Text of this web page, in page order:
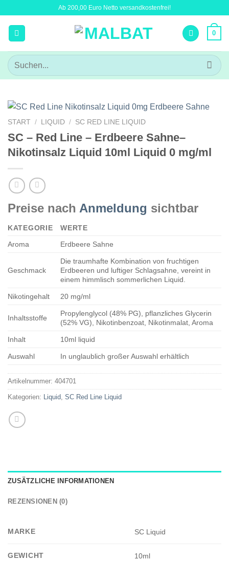
springen
Ab 200,00 Euro Netto versandkostenfrei!
0
Suchen
nach:
START / LIQUID / SC RED LINE LIQUID
SC – Red Line – Erdbeere Sahne–
Nikotinsalz Liquid 10ml Liquid 0 mg/ml
Preise nach Anmeldung sichtbar
KATEGORIE
WERTE
Aroma
Erdbeere Sahne
Geschmack
Die traumhafte Kombination von fruchtigen
Erdbeeren und luftiger Schlagsahne, vereint in
einem himmlisch sommerlichen Liquid.
Nikotingehalt 20 mg/ml
Inhaltsstoffe
Propylenglycol (48% PG), pflanzliches Glycerin
(52% VG), Nikotinbenzoat, Nikotinmalat, Aroma
Inhalt 10ml liquid
Auswahl In unglaublich großer Auswahl erhältlich
Artikelnummer: 404701
Kategorien: Liquid SC Red Line Liquid
ZUSÄTZLICHE INFORMATIONEN
REZENSIONEN (0)
MARKE SC Liquid
GEWICHT 10ml